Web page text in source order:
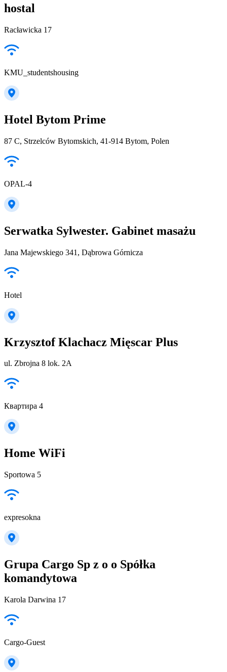
hostal
Racławicka 17
KMU_studentshousing
Hotel Bytom Prime
87 C, Strzelców Bytomskich, 41-914 Bytom, Polen
OPAL-4
Serwatka Sylwester. Gabinet masażu
Jana Majewskiego 341, Dąbrowa Górnicza
Hotel
Krzysztof Klachacz Mięscar Plus
ul. Zbrojna 8 lok. 2A
Квартира 4
Home WiFi
Sportowa 5
expresokna
Grupa Cargo Sp z o o Spółka
komandytowa
Karola Darwina 17
Cargo-Guest